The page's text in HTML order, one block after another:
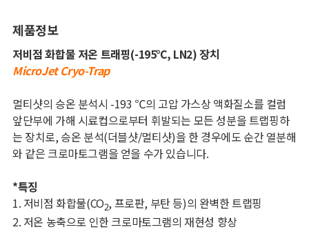
제품정보
저비점 화합물 저온 트래핑(-195℃, LN2)장치
MicroJet Cryo-Trap
멀티샷의 승온 분석시 -193 ℃의 고압 가스상 액화질소를 컬럼
앞단부에 가해 시료컵으로부터 휘발되는 모든 성분을 트랩핑하
는 장치로,승온 분석(더블샷/멀티샷)을 한 경우에도 순간 열분해
와 같은 크로마토그램을 얻을 수가 있습니다.
*특징
1. 저비점 화합물(CO2,프로판, 부탄 등)의 완벽한 트랩핑
2. 저온 농축으로 인한 크로마토그램의 재현성 향상